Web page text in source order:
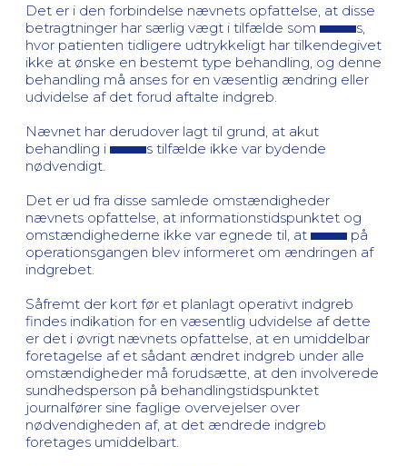
Det er i den forbindelse nævnets opfattelse, at disse
betragtninger har særlig vægt i tilfælde som
s,
hvor patienten tidligere udtrykkeligt har tilkendegivet
ikke at ønske en bestemt type behandling, og denne
behandling må anses for en væsentlig ændring eller
udvidelse af det forud aftalte indgreb.
Nævnet har derudover lagt til grund, at akut
behandling i
s tilfælde ikke var bydende
nødvendigt.
Det er ud fra disse samlede omstændigheder
nævnets opfattelse, at informationstidspunktet og
omstændighederne ikke var egnede til, at
på
operationsgangen blev informeret om ændringen af
indgrebet.
Såfremt der kort før et planlagt operativt indgreb
findes indikation for en væsentlig udvidelse af dette
er det i øvrigt nævnets opfattelse, at en umiddelbar
foretagelse af et sådant ændret indgreb under alle
omstændigheder må forudsætte, at den involverede
sundhedsperson på behandlingstidspunktet
journalfører sine faglige overvejelser over
nødvendigheden af, at det ændrede indgreb
foretages umiddelbart.